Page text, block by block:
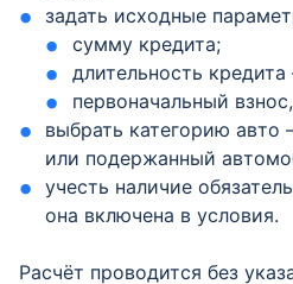
задать исходные
сумму кредита;
длительность
первоначальный
выбрать категорию
или подержанный
учесть наличие
она включена в условия.
Расчёт проводится без